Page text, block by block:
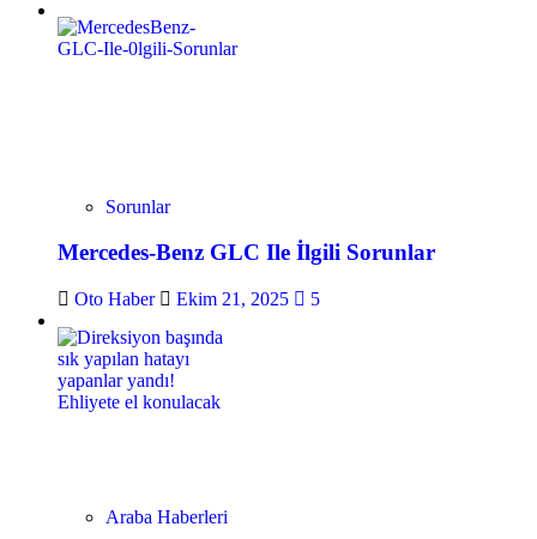
Sorunlar
Mercedes-Benz GLC Ile İlgili Sorunlar
Oto Haber Ekim 21, 2025 5
Araba Haberleri